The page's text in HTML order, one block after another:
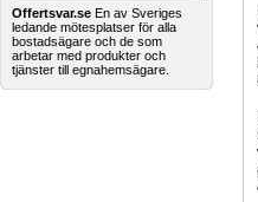
Offertsvar.se En av Sveriges
ledande mötesplatser för alla
bostadsägare och de som
arbetar med produkter och
tjänster till egnahemsägare.